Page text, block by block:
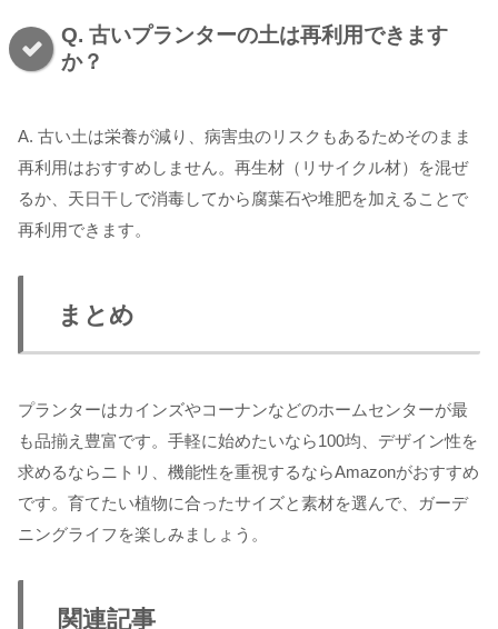
Q. 古いプランターの土は再利用できます
か？
A. 古い土は栄養が減り、病害虫のリスクもあるためそのまま
再利用はおすすめしません。再生材（リサイクル材）を混ぜ
るか、天日干しで消毒してから腐葉石や堆肥を加えることで
再利用できます。
まとめ
プランターはカインズやコーナンなどのホームセンターが最
も品揃え豊富です。手軽に始めたいなら100均、デザイン性を
求めるならニトリ、機能性を重視するならAmazonがおすすめ
です。育てたい植物に合ったサイズと素材を選んで、ガーデ
ニングライフを楽しみましょう。
関連記事